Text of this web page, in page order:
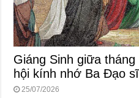
Giáng Sinh giữa
hội kính nhớ Ba Đạo sĩ
25/07/2026